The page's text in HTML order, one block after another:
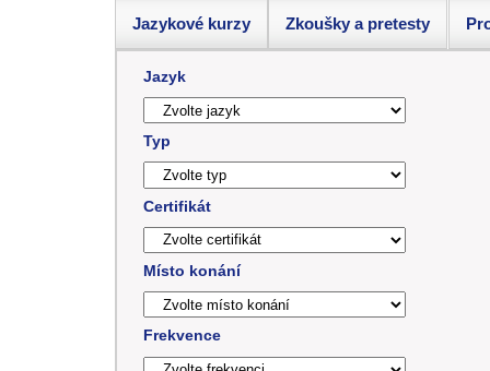
Jazykové kurzy Zkoušky a pretesty
Jazyk
Typ
Certifikát
Místo konání
Frekvence